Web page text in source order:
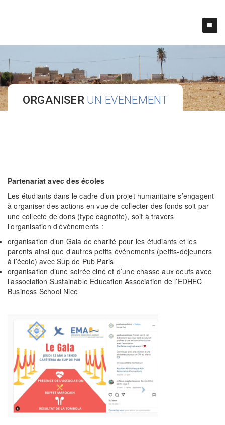
ORGANISER UN EVENEMENT
Partenariat avec des écoles
Les étudiants dans le cadre d’un projet humanitaire s’engagent
à organiser des actions en vue de collecter des fonds soit par
une collecte de dons (type cagnotte), soit à travers
l’organisation d’évènements :
organisation d’un Gala de charité pour les étudiants et les
parents ainsi que d’autres petits événements (petits-déjeuners
à l’école) avec Sup de Pub Paris
organisation d’une soirée ciné et d’une chasse aux oeufs avec
l’association Sustainable Education Association de l’EDHEC
Business School Nice